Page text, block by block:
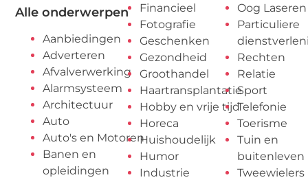
Alle onderwerpen
Aanbiedingen
Adverteren
Afvalverwerking
Alarmsysteem
Architectuur
Auto
Auto's en Motoren
Banen en
opleidingen
Financieel
Fotografie
Geschenken
Gezondheid
Groothandel
Haartransplantatie
Hobby en vrije tijd
Horeca
Huishoudelijk
Humor
Industrie
Oog Laseren
Particuliere
Rechten
Relatie
Sport
Telefonie
Toerisme
Tuin en
buitenleven
Tweewielers